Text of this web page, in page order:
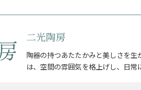
二光陶房
陶器の持つあたたかみと美しさを
は、空間の雰囲気を格上げし、日常